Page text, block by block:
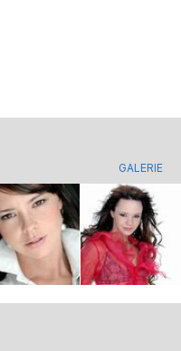
GALERIE